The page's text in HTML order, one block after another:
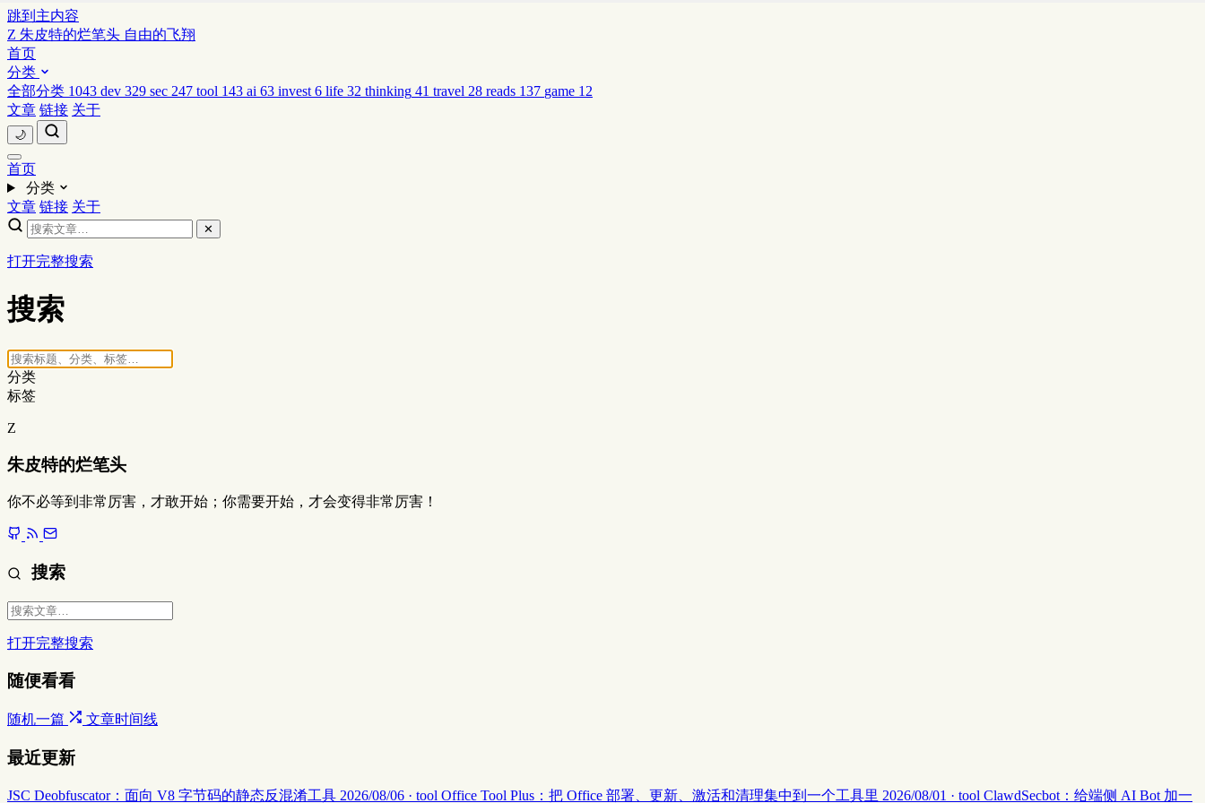
跳到主内容
Z 朱皮特的烂笔头 自由的飞翔
首页
分类
全部分类 1043 dev 329 sec 247 tool 143 ai 63 invest 6 life 32 thinking 41 travel 28 reads 137 game 12
文章 链接 关于
🌙
首页
分类
文章 链接 关于
✕
打开完整搜索
搜索
分类
标签
Z
朱皮特的烂笔头
你不必等到非常厉害，才敢开始；你需要开始，才会变得非常厉害！
搜索
打开完整搜索
随便看看
随机一篇 文章时间线
最近更新
JSC Deobfuscator：面向 V8 字节码的静态反混淆工具 2026/08/06 · tool Office Tool Plus：把 Office 部署、更新、激活和清理集中到一个工具里 2026/08/01 · tool ClawdSecbot：给端侧 AI Bot 加一